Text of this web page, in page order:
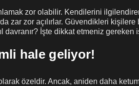
zor olabilir. Kendilerini
zar zor açılırlar. Güvendikleri
davranır? İşte dikkat etmeniz gereken
hale geliyor!
özeldir. Ancak, aniden daha